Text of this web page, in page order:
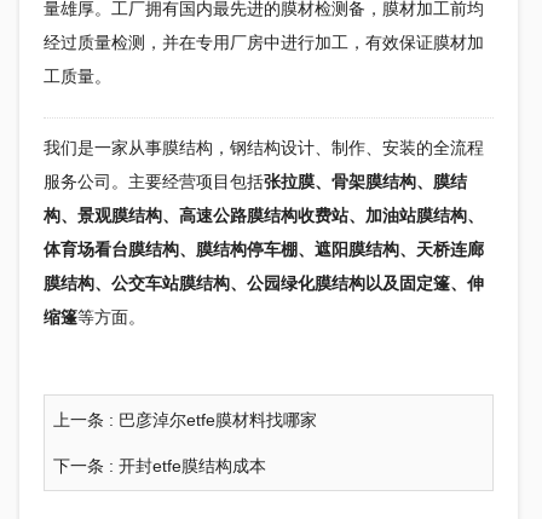
量雄厚。工厂拥有国内最先进的膜材检测备，膜材加工前均
经过质量检测，并在专用厂房中进行加工，有效保证膜材加
工质量。
我们是一家从事膜结构， 钢结构设计、制作、安装的全流程
服务公司。主要经营项目包括张拉膜、骨架膜结构、膜结
构、景观膜结构、高速公路膜结构收费站、加油站膜结构、
体育场看台膜结构、膜结构停车棚、遮阳膜结构、天桥连廊
膜结构、公交车站膜结构、公园绿化膜结构以及固定篷、伸
缩篷等方面。
上一条 : 巴彦淖尔etfe膜材料找哪家
下一条 : 开封etfe膜结构成本